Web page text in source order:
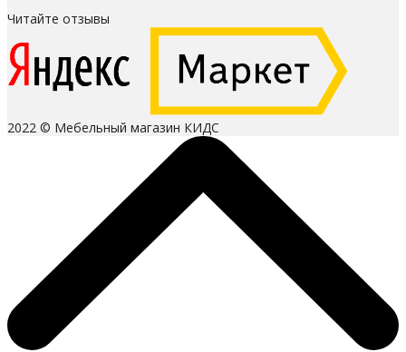
Читайте отзывы
2022 © Мебельный магазин КИДС